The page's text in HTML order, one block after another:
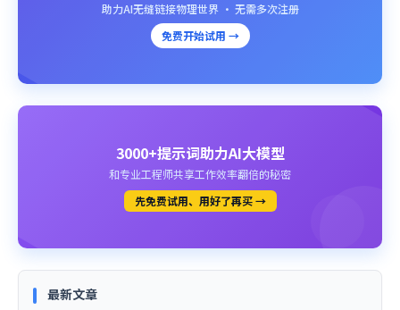
助力AI无缝链接物理世界 · 无需多次注册
免费开始试用 →
3000+提示词助力AI大模型
和专业工程师共享工作效率翻倍的秘密
先免费试用、用好了再买 →
最新文章